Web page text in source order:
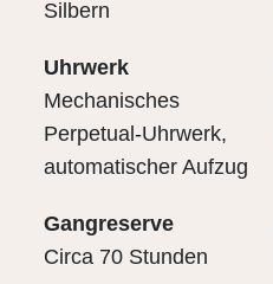
Silbern
Uhrwerk
Mechanisches
Perpetual-Uhrwerk,
automatischer Aufzug
Gangreserve
Circa 70 Stunden